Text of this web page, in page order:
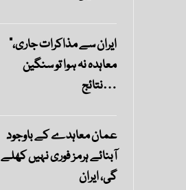
“ایران سے مذاکرات جاری،
معاہدہ نہ ہوا تو سنگین
نتائج…
عمان معاہدے کے باوجود
آبنائے ہرمز فوری نہیں کھلے
گی، ایران